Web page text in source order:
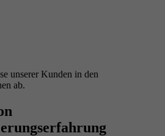
unserer Kunden in den
ab.